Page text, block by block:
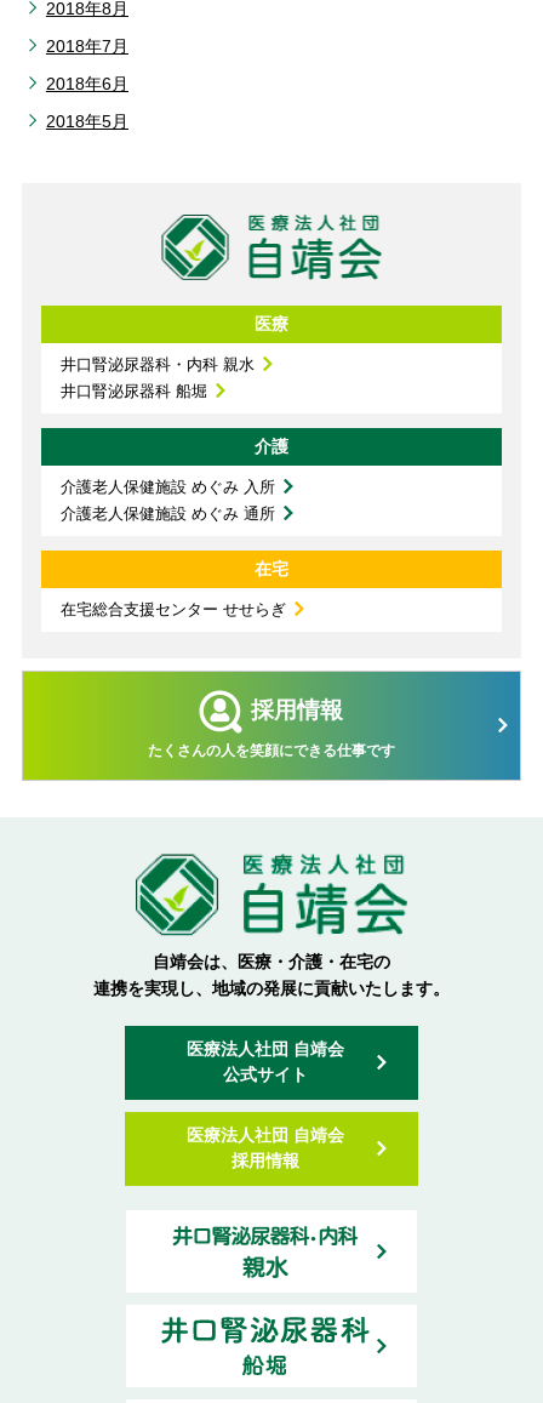
2018年8月
2018年7月
2018年6月
2018年5月
医療
井口腎泌尿器科・内科 親水
井口腎泌尿器科 船堀
介護
介護老人保健施設 めぐみ 入所
介護老人保健施設 めぐみ 通所
在宅
在宅総合支援センター せせらぎ
採用情報
たくさんの人を笑顔にできる仕事です
自靖会は、医療・介護・在宅の
連携を実現し、地域の発展に貢献いたします。
医療法人社団 自靖会
公式サイト
医療法人社団 自靖会
採用情報